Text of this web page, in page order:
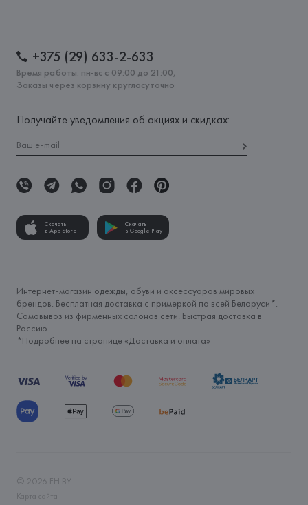
+375 (29) 633-2-633
Время работы: пн-вс с 09:00 до 21:00,
Заказы через корзину круглосуточно
Получайте уведомления об акциях и скидках:
Скачать
в App Store
Скачать
в Google Play
Интернет-магазин одежды, обуви и аксессуаров мировых
брендов. Бесплатная доставка с примеркой по всей Беларуси*.
Самовывоз из фирменных салонов сети. Быстрая доставка в
Россию.
*Подробнее на странице «Доставка и оплата»
© 2026 FH.BY
Карта сайта